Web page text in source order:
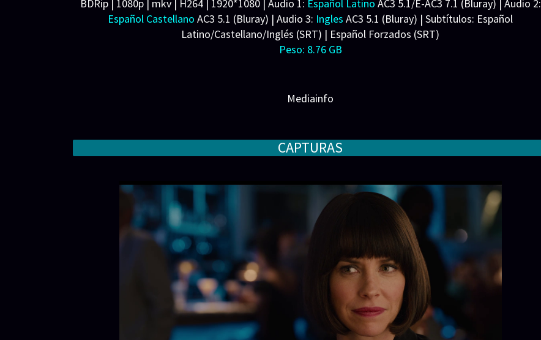
Anthony Mackie, Judy Greer, Abby Ryder Fortson, Hayley Atwell, David Dastmalchian, John Slattery,
Wood Harris, Tip Harris, Martin Donovan, Rod Hallett, Lyndsi LaRose, Onira Tares, Hayley Lovitt, Carol
Anne Watts, Stan Lee, Reuben Langdon, Garrett Morris, Gregg Turkington, Joe Chrest, Joe Bucaro III,
Jean Louisa Kelly, Dax Griffin, Norma Álvarez, Darcie Isabella Cottrell, Rick Avery, Eduardo Williams,
Carlos Aviles, Robert Crayton, Jessejames Locorriere, Zack Duhame, Daniel Stevens, Erik Betts, Casey
BDRip | 1080p | mkv | H264 | 1920*1080 | Audio 1: Español Latino AC3 5.1/E-AC3 7.1 (Bluray) | Audio 2:
Español Castellano AC3 5.1 (Bluray) | Audio 3: Ingles AC3 5.1 (Bluray) | Subtítulos: Español
Latino/Castellano/Inglés (SRT) | Español Forzados (SRT)
Peso: 8.76 GB
Mediainfo
CAPTURAS